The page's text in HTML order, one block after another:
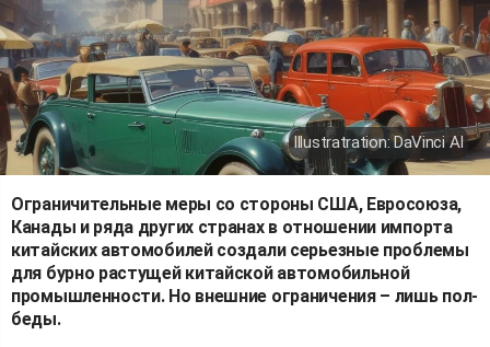
Illustratration: DaVinci AI
Ограничительные меры со стороны США, Евросоюза,
Канады и ряда других странах в отношении импорта
китайских автомобилей создали серьезные проблемы
для бурно растущей китайской автомобильной
промышленности. Но внешние ограничения – лишь пол-
беды.